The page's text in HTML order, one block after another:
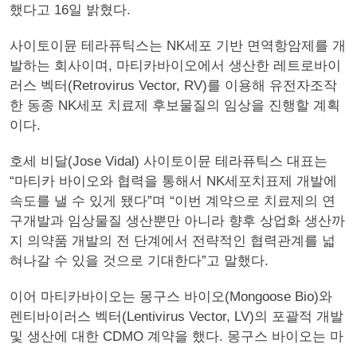
했다고 16일 밝혔다.
사이토이뮨 테라퓨틱스는 NK세포 기반 면역항암제를 개
발하는 회사이며, 마티카바이오에서 생산한 레트로바이
러스 벡터(Retrovirus Vector, RV)를 이용해 유전자조작
한 동종 NK세포 치료제 후보물질의 임상을 진행할 계획
이다.
호세 비달(Jose Vidal) 사이토이뮨 테라퓨틱스 대표는
“마티카 바이오와 협력을 통해서 NK세포치표제 개발에
속도를 낼 수 있게 됐다”며 “이번 계약으로 치료제의 연
구개발과 임상물질 생산뿐만 아니라 향후 상업화 생산까
지 의약품 개발의 전 단계에서 전략적인 협력관계를 넓
혀나갈 수 있을 것으로 기대한다”고 말했다.
이어 마티카바이오는 몽구스 바이오(Mongoose Bio)와
렌티바이러스 벡터(Lentivirus Vector, LV)의 포괄적 개발
및 생산에 대한 CDMO 계약을 했다. 몽구스 바이오는 마